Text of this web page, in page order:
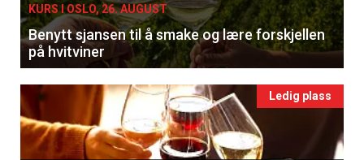
KURS I OSLO, 26. AUGUST
Benytt sjansen til å smake og lære forskjellen
på hvitviner
Ledig plass